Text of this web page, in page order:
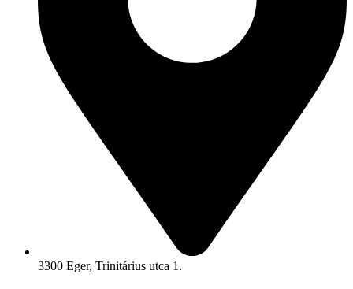
3300 Eger, Trinitárius utca 1.